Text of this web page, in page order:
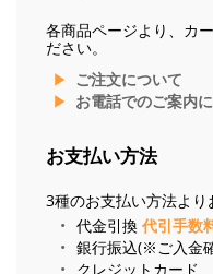
各商品ページより、カ
ださい。
ご注文について
お電話でのご案内
お支払い方法
3種のお支払い方法より
代金引換 代引手数
銀行振込(※ご入金
クレジットカード